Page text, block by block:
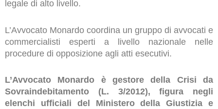
legale di alto livello.
L’Avvocato Monardo coordina un gruppo di avvocati e
commercialisti esperti a livello nazionale nelle
procedure di opposizione agli atti esecutivi.
L’Avvocato Monardo è gestore della Crisi da
Sovraindebitamento (L. 3/2012), figura negli
elenchi ufficiali del Ministero della Giustizia e